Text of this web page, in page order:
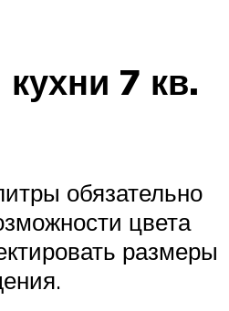
7 кв.
обязательно
цвета
размеры